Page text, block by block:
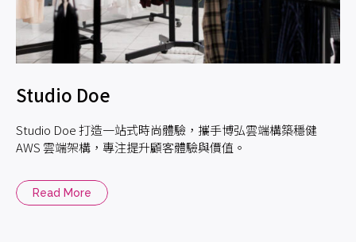
Studio Doe
Studio Doe 打造一站式時尚體驗，攜手博弘雲端構築穩健
AWS 雲端架構，專注提升顧客體驗與價值。
Read More